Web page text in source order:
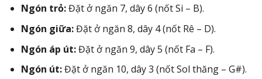
Ngón trỏ:Đặt ở ngăn 7, dây 6 (nốt Si – B).
Ngón giữa:Đặt ở ngăn 8, dây 4 (nốt Rê – D).
Ngón áp út:Đặt ở ngăn 9, dây 5 (nốt Fa – F).
Ngón út:Đặt ở ngăn 10, dây 3 (nốt Sol thăng – G#).